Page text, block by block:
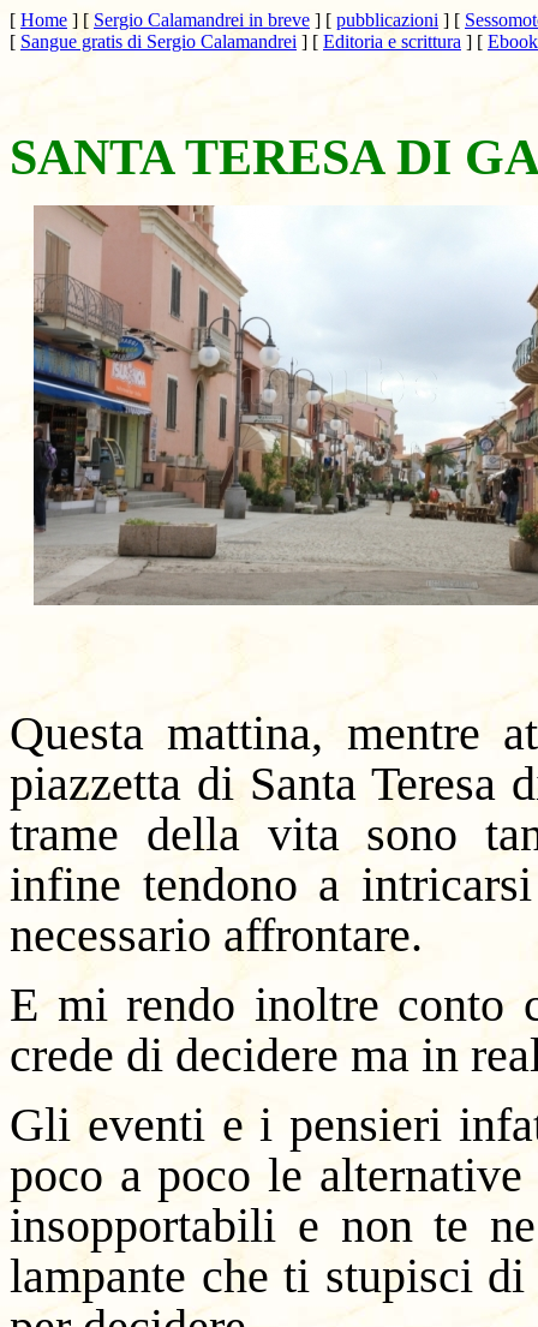
[ Home ] [ Sergio Calamandrei in breve ] [ pubblicazioni ] [
[ Sangue gratis di Sergio Calamandrei ] [ Editoria e scrittura ] [
SANTA TERESA DI
Questa mattina, mentre
piazzetta di Santa Teresa
trame della vita sono
infine tendono a
necessario affrontare.
E mi rendo inoltre conto
crede di decidere ma in
Gli eventi e i pensieri
poco a poco le
insopportabili e non te
lampante che ti stupisci